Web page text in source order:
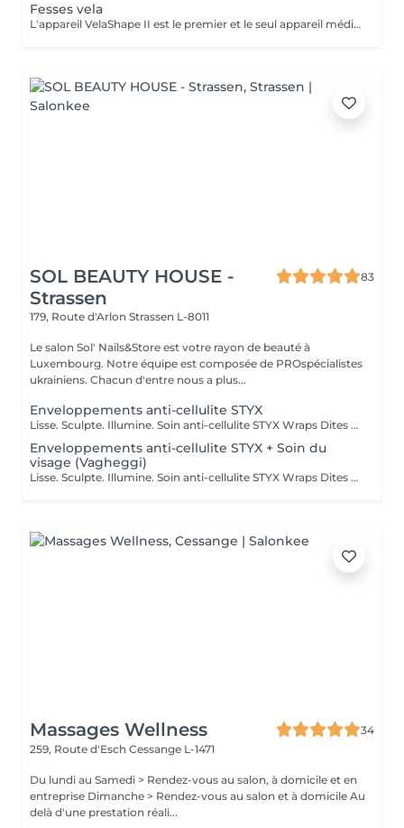
Fesses vela
L'appareil VelaShape II est le premier et le seul appareil médical qui a fait ses preuves en remodelage corps. Le VelaShape II est une technologie qui combine le palper-rouler à des radiofréquences et à de la lumière infrarouge. Le palper-rouler « casse » les capitons graisseux et stimule la circulation sanguine et le drainage lymphatique. Quant aux radiofréquences et à la lumière infrarouge, elles agissent dans les couches profondes de la peau, soit l'hypoderme et le derme où l'on retrouve les cellules adipeuses et les fibres de collagène. Les radiofréquences et la lumière infrarouge activent le métabolisme des cellules graisseuses pour en diminuer la grosseur tout en stimulant la contraction et la production des fibres de collagène. L'objectif est de chauffer les graisses afin de récupérer la fermeté et l'aspect lisse de la peau. Un ensemble de 10 séances rapprochées sont nécessaires pour atteindre un résultat optimal. Après cette phase il faut maintenir le résultat obtenu par des séances d'entretien tous les 2 mois. Nous vous proposons une séance de Velashape à partir de 60€ selon la zone à traiter. Contre-indications : porteurs de stimulateur cardiaque ou prothèse métallique, diabétiques, preneurs d'anti- coagulants, enceinte ou allaitante, maladies veineuses, infiltration, tumeur cancéreuse
SOL BEAUTY HOUSE -
Strassen
83
179, Route d'Arlon Strassen L-8011
Le salon Sol' Nails&Store est votre rayon de beauté à
Luxembourg. Notre équipe est composée de PROspécialistes
ukrainiens. Chacun d'entre nous a plus...
Enveloppements anti-cellulite STYX
Lisse. Sculpte. Illumine. Soin anti-cellulite STYX Wraps Dites adieu à la cellulite tenace et bonjour à une peau plus lisse et plus ferme ! Nos STYX Wraps constituent un soin anti-cellulite puissant qui utilise des ingrédients actifs naturels et des bandages de compression pour tonifier et détoxifier visiblement votre corps. Ses bienfaits : Cible et réduit l'apparence de la cellulite Stimule la circulation sanguine et lymphatique Raffermit, lisse et hydrate la peau Aide à redessiner les zones à problèmes Ressentez l'effet tenseur dès la première séance et profitez d'une silhouette rafraîchie et sculptée. Idéal en traitement ponctuel ou en cure pour des résultats durables. Prête à retrouver confiance en vous grâce aux bandages ?
Enveloppements anti-cellulite STYX + Soin du
visage (Vagheggi)
Lisse. Sculpte. Illumine. Soin anti-cellulite STYX Wraps Dites adieu à la cellulite tenace et bonjour à une peau plus lisse et plus ferme ! Nos STYX Wraps constituent un soin anti-cellulite puissant qui utilise des ingrédients actifs naturels et des bandages de compression pour tonifier et détoxifier visiblement votre corps. Ses bienfaits : Cible et réduit l'apparence de la cellulite Stimule la circulation sanguine et lymphatique Raffermit, lisse et hydrate la peau Aide à redessiner les zones à problèmes Ressentez l'effet tenseur dès la première séance et profitez d'une silhouette rafraîchie et sculptée. Idéal en traitement unique ou en cure pour des résultats à long terme. Profitez pleinement de ce moment pour profiter d'un soin du visage pendant la durée de l'enveloppement ! Prête à retrouver confiance en vous grâce à nos enveloppements ?
Massages Wellness
34
259, Route d'Esch Cessange L-1471
Du lundi au Samedi > Rendez-vous au salon, à domicile et en
entreprise Dimanche > Rendez-vous au salon et à domicile Au
delà d'une prestation réali...